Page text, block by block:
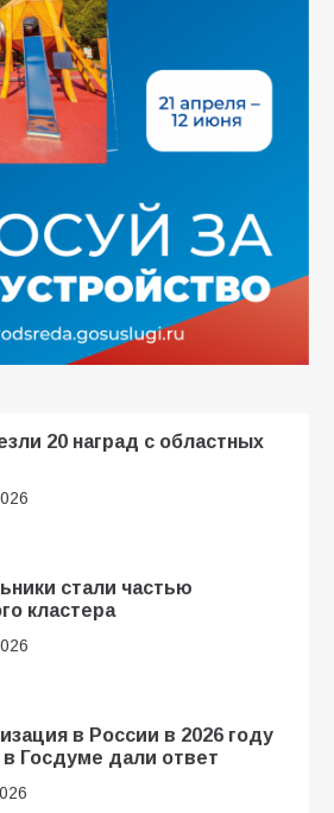
20 наград с областных
стали частью
кластера
в России в 2026 году
Госдуме дали ответ